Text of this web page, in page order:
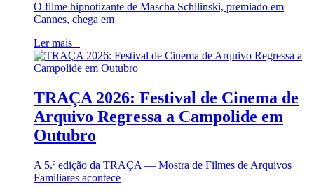
O filme hipnotizante de Mascha Schilinski, premiado em
Cannes, chega em
Ler mais+
TRAÇA 2026: Festival de Cinema de
Arquivo Regressa a Campolide em
Outubro
A 5.ª edição da TRAÇA — Mostra de Filmes de Arquivos
Familiares acontece